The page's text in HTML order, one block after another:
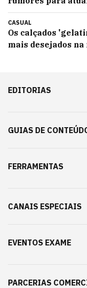
CASUAL
Os calçados
mais desejados na
EDITORIAS
GUIAS DE
FERRAMENTAS
CANAIS ESPECIAIS
EVENTOS EXAME
PARCERIAS